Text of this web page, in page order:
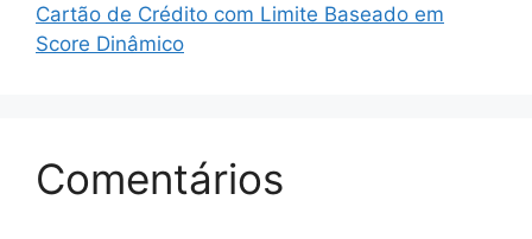
Cartão de Crédito com Limite Baseado em
Score Dinâmico
Comentários